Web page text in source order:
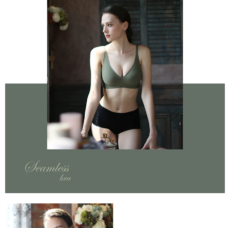
客戶支援中心」https://netprotections.freshdesk.com/support/home
【注意事項】
１．透過由恩沛科技股份有限公司提供之「AFTEE先享後付」服務完成之交
易，需依本服務之必要範圍內提供個人資料，並將交易相關給付款項請求債
權轉讓予恩沛科技股份有限公司。
２．關於個人資料處理事宜，請瀏覽以下網址：
https://aftee.tw/terms/#terms3
３．未成年的使用者請事先徵得法定代理人或監護人之同意方可使用
「AFTEE先享後付」，若未經同意申辦者引起之損失，本公司不負相關責
４．使用「AFTEE先享後付」時，將依據個別帳號之用戶狀況，依本公司即
時審查核予不同之上限額度；若仍有額度不足之情形，本公司將視審查結果
請求用戶進行身份認證。
５．嚴禁一人註冊多個帳號或使用他人資訊註冊。若發現惡意使用之情形，
恩沛科技股份有限公司將有權停止該用戶之使用額度並採取法律行動。
每筆NT$80，滿NT$490(含以上)免運費
每筆NT$80，滿NT$1,000(含以上)免運費